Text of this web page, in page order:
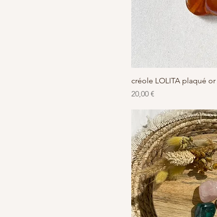
Aperçu
créole LOLITA plaqué or
Prix
20,00 €